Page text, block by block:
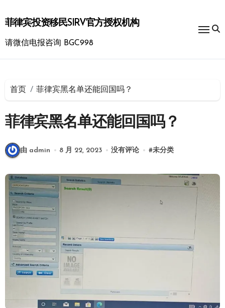
到
内
菲律宾投资移民SIRV官方授权机构
请微信电报咨询 BGC998
首页 菲律宾黑名单还能回国吗？
菲律宾黑名单还能回国吗？
由 admin 8 月 22, 2023 没有评论 #未分类